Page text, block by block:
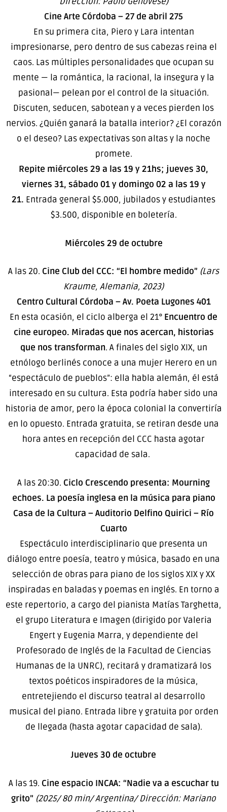
Cine Arte Córdoba – 27 de abril 275
En su primera cita, Piero y Lara intentan
impresionarse, pero dentro de sus cabezas reina el
caos. Las múltiples personalidades que ocupan su
mente — la romántica, la racional, la insegura y la
pasional— pelean por el control de la situación.
Discuten, seducen, sabotean y a veces pierden los
nervios. ¿Quién ganará la batalla interior? ¿El corazón
o el deseo? Las expectativas son altas y la noche
promete.
Repite miércoles 29 a las 19 y 21hs; jueves 30,
viernes 31, sábado 01 y domingo 02 a las 19 y
21. Entrada general $5.000, jubilados y estudiantes
$3.500, disponible en boletería.
Miércoles 29 de octubre
A las 20. Cine Club del CCC: “El hombre medido” (Lars
Kraume, Alemania, 2023)
Centro Cultural Córdoba – Av. Poeta Lugones 401
En esta ocasión, el ciclo alberga el 21° Encuentro de
cine europeo. Miradas que nos acercan, historias
que nos transforman. A finales del siglo XIX, un
etnólogo berlinés conoce a una mujer Herero en un
“espectáculo de pueblos”: ella habla alemán, él está
interesado en su cultura. Esta podría haber sido una
historia de amor, pero la época colonial la convertiría
en lo opuesto. Entrada gratuita, se retiran desde una
hora antes en recepción del CCC hasta agotar
capacidad de sala.
A las 20:30. Ciclo Crescendo presenta: Mourning
echoes. La poesía inglesa en la música para piano
Casa de la Cultura – Auditorio Delfino Quirici – Río
Cuarto
Espectáculo interdisciplinario que presenta un
diálogo entre poesía, teatro y música, basado en una
selección de obras para piano de los siglos XIX y XX
inspiradas en baladas y poemas en inglés. En torno a
este repertorio, a cargo del pianista Matías Targhetta,
el grupo Literatura e Imagen (dirigido por Valeria
Engert y Eugenia Marra, y dependiente del
Profesorado de Inglés de la Facultad de Ciencias
Humanas de la UNRC), recitará y dramatizará los
textos poéticos inspiradores de la música,
entretejiendo el discurso teatral al desarrollo
musical del piano. Entrada libre y gratuita por orden
de llegada (hasta agotar capacidad de sala).
Jueves 30 de octubre
A las 19. Cine espacio INCAA: “Nadie va a escuchar tu
grito” (2025/ 80 min/ Argentina/ Dirección: Mariano